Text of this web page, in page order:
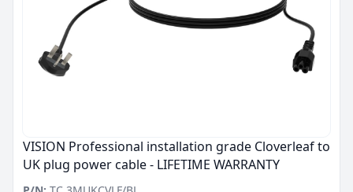
VISION Professional installation grade Cloverleaf to
UK plug power cable - LIFETIME WARRANTY